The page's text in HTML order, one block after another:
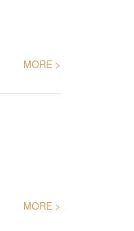
MORE >
MORE >